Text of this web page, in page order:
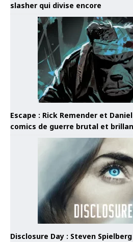
slasher qui divise encore
Escape : Rick Remender et
comics de guerre brutal et
Disclosure Day : Steven